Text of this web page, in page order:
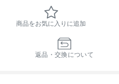
商品をお気に入りに追加
返品・交換について